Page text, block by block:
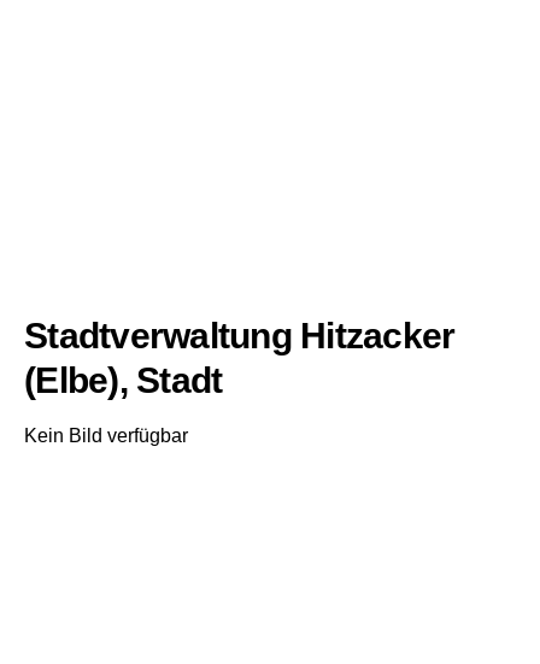
Stadtverwaltung Hitzacker
(Elbe), Stadt
Kein Bild verfügbar